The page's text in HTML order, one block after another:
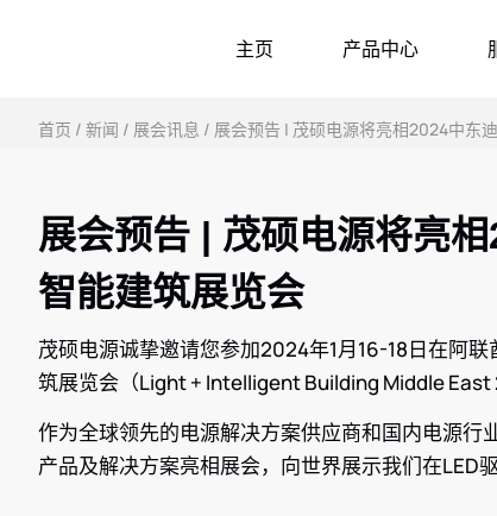
主页 产品中心
首页 / 新闻 / 展会讯息 / 展会预告 | 茂硕电源将亮相2024中东
展会预告 | 茂硕电源将亮
智能建筑展览会
茂硕电源诚挚邀请您参加2024年1月16-18日在阿
筑展览会（Light + Intelligent Building Middle East
作为全球领先的电源解决方案供应商和国内电源行
产品及解决方案亮相展会，向世界展示我们在LED